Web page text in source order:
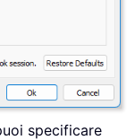
specificare